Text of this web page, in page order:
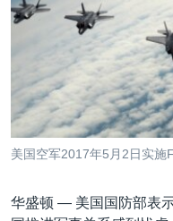
转
欧洲
美洲
全球议题
科教·文娱·体健
劳工
环境
白宫要闻
美中关系
美国建国250周年
埃博拉疫情
重要讲话与声明
VOA视频
VOA今日焦点
中文广播
关注我们
美国空军2017年5月2日实施
华盛顿 — 美国国防部表